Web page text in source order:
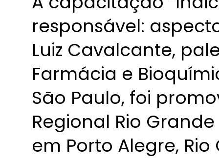
responsável:
Luiz Cavalcante,
Farmácia e
São Paulo, foi
Regional Rio
em Porto Alegre,